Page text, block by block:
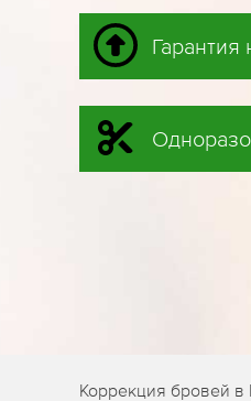
Коррекция бровей в